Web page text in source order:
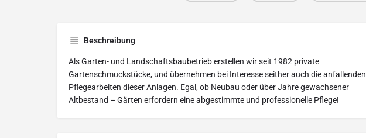
Beschreibung
Als Garten- und Landschaftsbaubetrieb erstellen wir seit 1982 private
Gartenschmuckstücke, und übernehmen bei Interesse seither auch die anfallenden
Pflegearbeiten dieser Anlagen. Egal, ob Neubau oder über Jahre gewachsener
Altbestand – Gärten erfordern eine abgestimmte und professionelle Pflege!